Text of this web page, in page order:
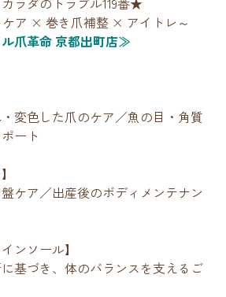
ケア × 巻き爪補整 × アイトレ～
革命 京都出町店≫
変色した爪のケア／魚の目・角質
ート
ケア／出産後のボディメンテナン
ンソール】
基づき、体のバランスを支えるご